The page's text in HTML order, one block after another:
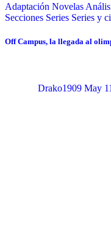
Adaptación Novelas
Secciones Series Series y
Off Campus, la llegada al
Drako1909 May